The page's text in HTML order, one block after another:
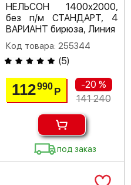
НЕЛЬСОН 1400х2000,
без п/м СТАНДАРТ, 4
ВАРИАНТ бирюза, Линия
Код товара: 255344
(5)
112990 Р
-20 %
141 240
под заказ